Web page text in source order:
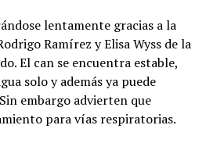
lentamente gracias a la
Ramírez y Elisa Wyss de la
El can se encuentra estable,
solo y además ya puede
embargo advierten que
para vías respiratorias.